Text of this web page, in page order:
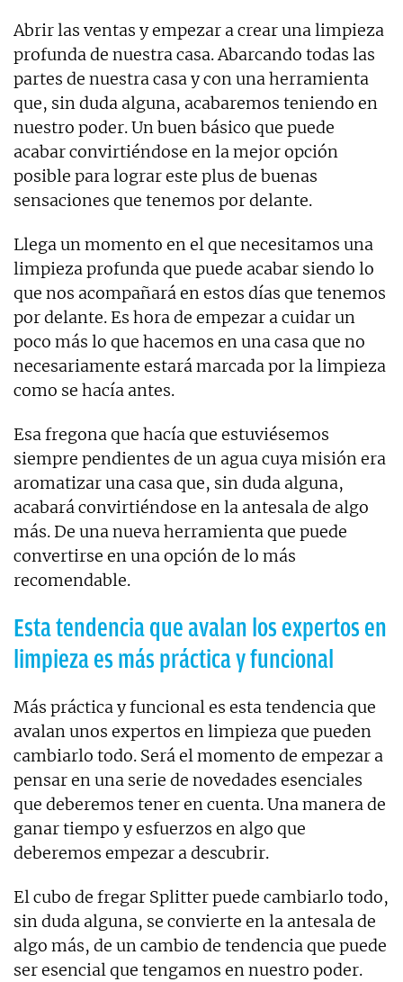
Abrir las ventas y empezar a crear una limpieza
profunda de nuestra casa. Abarcando todas las
partes de nuestra casa y con una herramienta
que, sin duda alguna, acabaremos teniendo en
nuestro poder. Un buen básico que puede
acabar convirtiéndose en la mejor opción
posible para lograr este plus de buenas
sensaciones que tenemos por delante.
Llega un momento en el que necesitamos una
limpieza profunda que puede acabar siendo lo
que nos acompañará en estos días que tenemos
por delante. Es hora de empezar a cuidar un
poco más lo que hacemos en una casa que no
necesariamente estará marcada por la limpieza
como se hacía antes.
Esa fregona que hacía que estuviésemos
siempre pendientes de un agua cuya misión era
aromatizar una casa que, sin duda alguna,
acabará convirtiéndose en la antesala de algo
más. De una nueva herramienta que puede
convertirse en una opción de lo más
recomendable.
Esta tendencia que avalan los expertos en
limpieza es más práctica y funcional
Más práctica y funcional es esta tendencia que
avalan unos expertos en limpieza que pueden
cambiarlo todo. Será el momento de empezar a
pensar en una serie de novedades esenciales
que deberemos tener en cuenta. Una manera de
ganar tiempo y esfuerzos en algo que
deberemos empezar a descubrir.
El cubo de fregar Splitter puede cambiarlo todo,
sin duda alguna, se convierte en la antesala de
algo más, de un cambio de tendencia que puede
ser esencial que tengamos en nuestro poder.